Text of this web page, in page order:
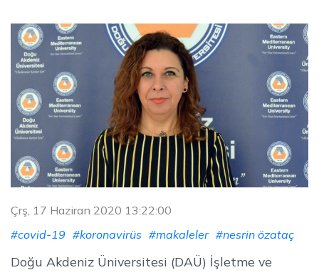
Çrş, 17 Haziran 2020 13:22:00
#covid-19 #koronavirüs #makaleler #nesrin özataç
Doğu Akdeniz Üniversitesi (DAÜ) İşletme ve